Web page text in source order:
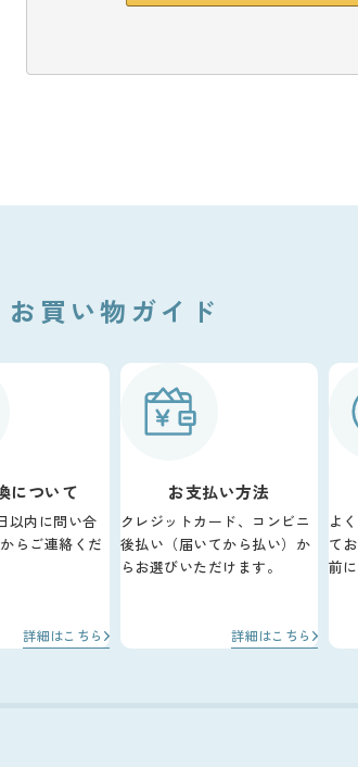
お買い物ガイド
について
以内に問い合
らご連絡くだ
詳細はこちら
お支払い方法
クレジットカード、コンビニ
後払い（届いてから払い）か
らお選びいただけます。
詳細はこちら
よ
て
前